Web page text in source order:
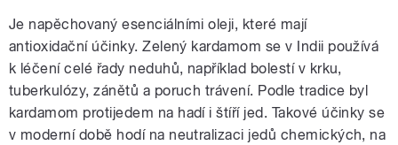
Je napěchovaný esenciálními oleji, které mají
antioxidační účinky. Zelený kardamom se v Indii používá
k léčení celé řady neduhů, například bolestí v krku,
tuberkulózy, zánětů a poruch trávení. Podle tradice byl
kardamom protijedem na hadí i štíří jed. Takové účinky se
v moderní době hodí na neutralizaci jedů chemických, na